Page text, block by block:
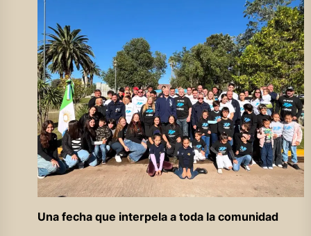
Una fecha que interpela a toda la comunidad